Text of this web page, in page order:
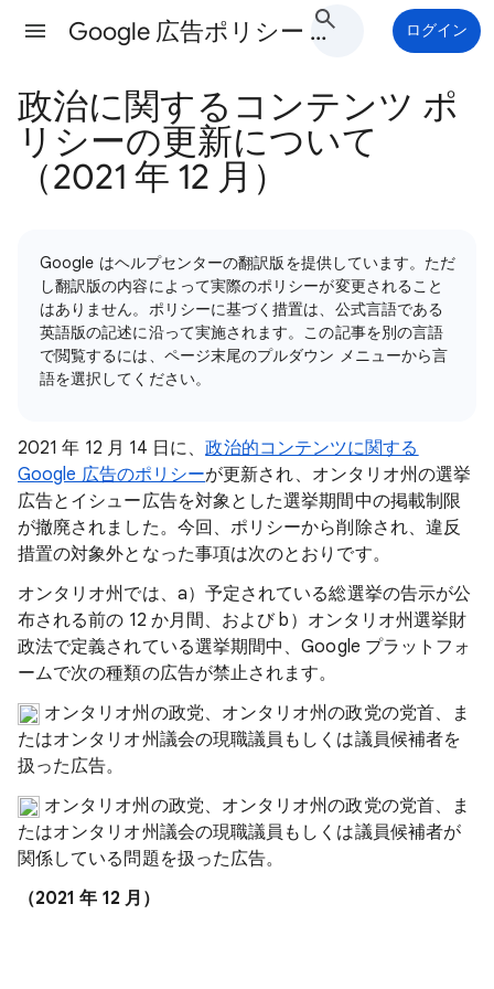
Google 広告ポリシー ヘルプ ログイン
政治に関するコンテンツ ポ
リシーの更新について
（2021 年 12 月）
Google はヘルプセンターの翻訳版を提供しています。ただ
し翻訳版の内容によって実際のポリシーが変更されること
はありません。ポリシーに基づく措置は、公式言語である
英語版の記述に沿って実施されます。この記事を別の言語
で閲覧するには、ページ末尾のプルダウン メニューから言
語を選択してください。
2021 年 12 月 14 日に、政治的コンテンツに関する
Google 広告のポリシーが更新され、オンタリオ州の選挙
広告とイシュー広告を対象とした選挙期間中の掲載制限
が撤廃されました。今回、ポリシーから削除され、違反
措置の対象外となった事項は次のとおりです。
オンタリオ州では、a）予定されている総選挙の告示が公
布される前の 12 か月間、および b）オンタリオ州選挙財
政法で定義されている選挙期間中、Google プラットフォ
ームで次の種類の広告が禁止されます。
オンタリオ州の政党、オンタリオ州の政党の党首、ま
たはオンタリオ州議会の現職議員もしくは議員候補者を
扱った広告。
オンタリオ州の政党、オンタリオ州の政党の党首、ま
たはオンタリオ州議会の現職議員もしくは議員候補者が
関係している問題を扱った広告。
（2021 年 12 月）